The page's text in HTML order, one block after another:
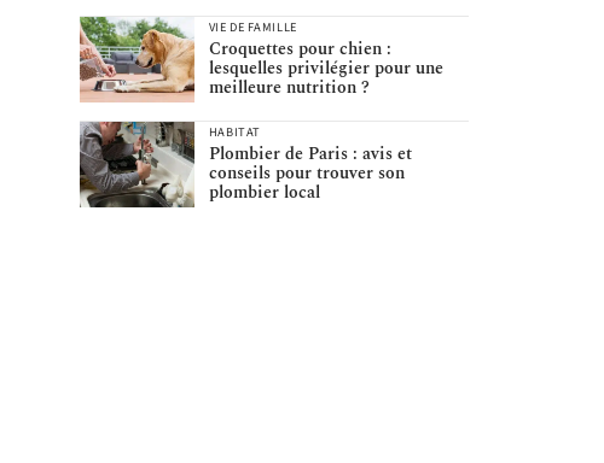
VIE DE FAMILLE
Croquettes pour chien :
lesquelles privilégier pour une
meilleure nutrition ?
HABITAT
Plombier de Paris : avis et
conseils pour trouver son
plombier local